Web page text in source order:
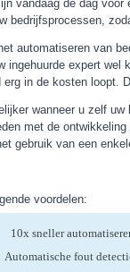
vandaag de dag
bedrijfsprocessen,
automatiseren van
ingehuurde expert
erg in de kosten loopt.
wanneer u zelf
met de
gebruik van een
voordelen:
10x sneller
Automatische fout